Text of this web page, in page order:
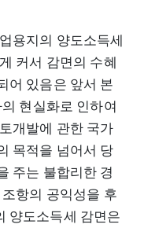
용지의 양도소득세
커서 감면의 수혜
어 있음은 앞서 본
현실화로 인하여
개발에 관한 국가
목적을 넘어서 당
주는 불합리한 경
항의 공익성을 후
양도소득세 감면은